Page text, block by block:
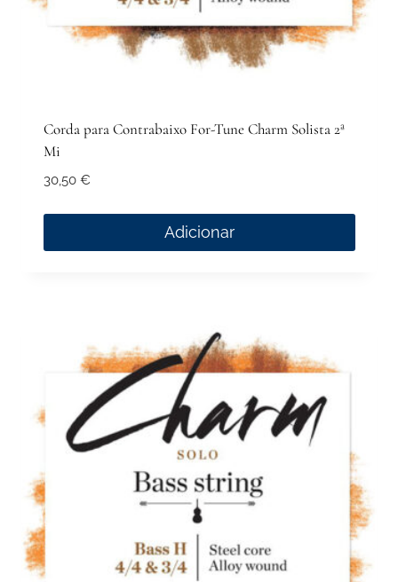
Corda para Contrabaixo For-Tune Charm Solista 2ª
Mi
30,50 €
Adicionar